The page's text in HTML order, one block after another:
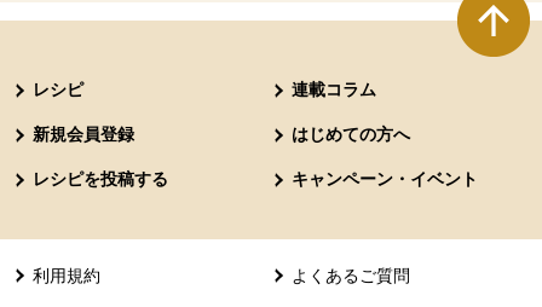
レシピ 連載コラム
新規会員登録 はじめての方へ
レシピを投稿する キャンペーン・イベント
利用規約 よくあるご質問